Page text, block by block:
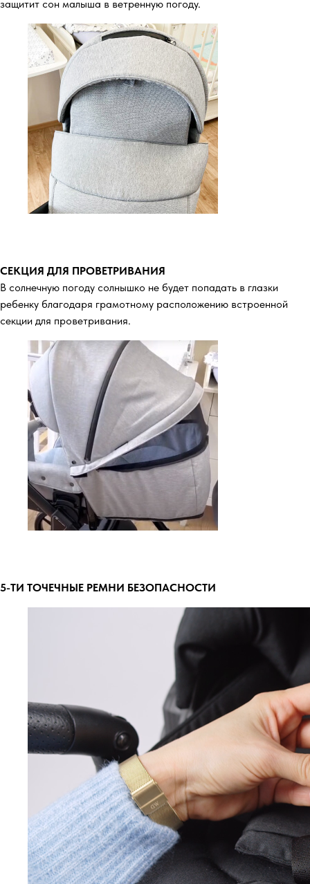
защитит сон малыша в ветренную погоду.
СЕКЦИЯ ДЛЯ ПРОВЕТРИВАНИЯ
В солнечную погоду солнышко не будет попадать в глазки
ребенку благодаря грамотному расположению встроенной
секции для проветривания.
5-ТИ ТОЧЕЧНЫЕ РЕМНИ БЕЗОПАСНОСТИ